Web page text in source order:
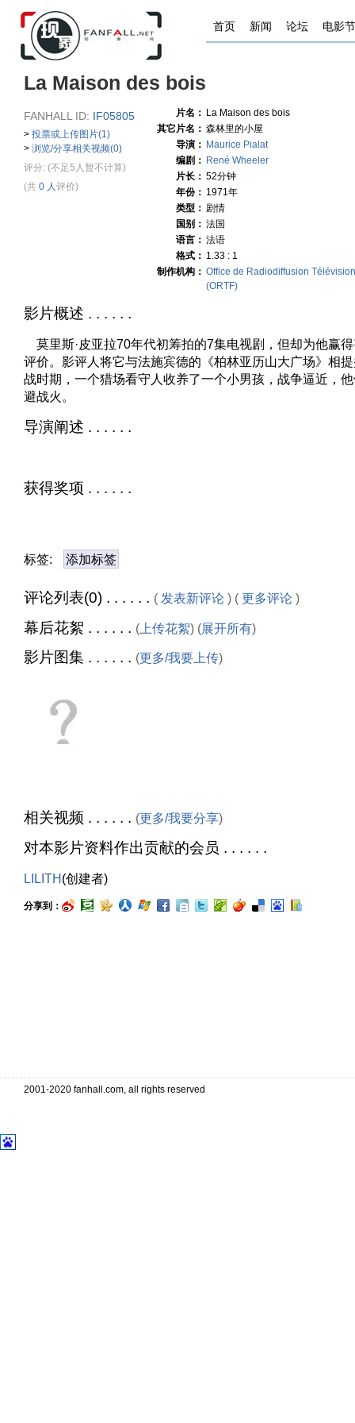
首页 新闻 论坛 电影节
La Maison des bois
FANHALL ID: IF05805
> 投票或上传图片(1)
> 浏览/分享相关视频(0)
评分: (不足5人暂不计算)
(共 0 人评价)
片名： La Maison des bois
其它片名： 森林里的小屋
导演： Maurice Pialat
编剧： René Wheeler
片长： 52分钟
年份： 1971年
类型： 剧情
国别： 法国
语言： 法语
格式： 1.33 : 1
制作机构： Office de Radiodiffusion
(ORTF)
影片概述 . . . . . .
莫里斯·皮亚拉70年代初筹拍的7集电视剧，但却为他赢
评价。影评人将它与法施宾德的《柏林亚历山大广场》相
战时期，一个猎场看守人收养了一个小男孩，战争逼近，
避战火。
导演阐述 . . . . . .
获得奖项 . . . . . .
标签: 添加标签
评论列表(0) . . . . . . ( 发表新评论 ) ( 更多评论 )
幕后花絮 . . . . . . ( 上传花絮) (展开所有)
影片图集 . . . . . . (更多/我要上传)
相关视频 . . . . . . (更多/我要分享)
对本影片资料作出贡献的会员 . . . . . .
LILITH(创建者)
分享到：
2001-2020 fanhall.com, all rights reserved